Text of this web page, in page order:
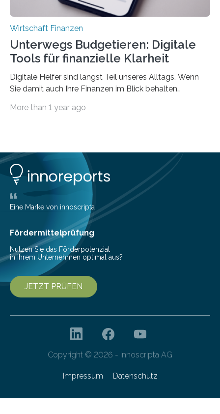
Wirtschaft Finanzen
Unterwegs Budgetieren: Digitale
Tools für finanzielle Klarheit
Digitale Helfer sind längst Teil unseres Alltags. Wenn
Sie damit auch Ihre Finanzen im Blick behalten
die genau das ermöglichen: Sie helfen Ihnen, Ausgaben
Lösungen interessieren. 1. Multibanking-Tools: Alle
Konten auf einen Blick Viele Banken bieten bereits in
ihrem Online-Banking eine Multibanking-Funktion an,
mit der sich Konten bei anderen Banken…
More than 1 year ago
Eine Marke von innoscripta
Fördermittelprüfung
Nutzen Sie das Förderpotenzial
in Ihrem Unternehmen optimal aus?
JETZT PRÜFEN
Copyright © 2026 - innoscripta AG
Impressum Datenschutz